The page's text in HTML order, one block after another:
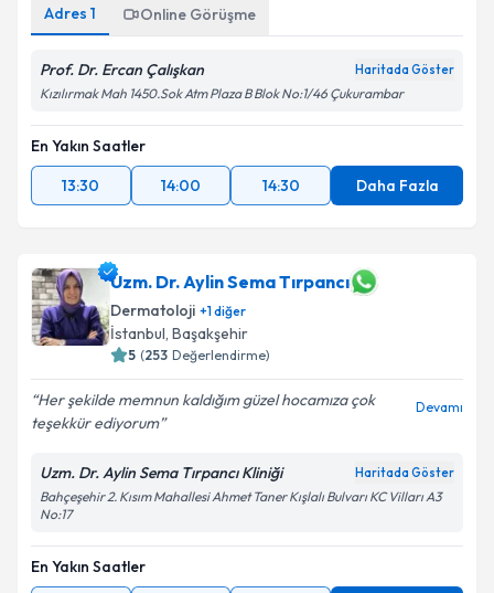
Adres 1 Online Görüşme
Prof. Dr. Ercan Çalışkan Haritada Göster
Kızılırmak Mah 1450.Sok Atm Plaza B Blok No:1/46 Çukurambar
En Yakın Saatler
13:30
14:00 14:30 Daha Fazla
Uzm. Dr. Aylin Sema Tırpancı
Dermatoloji +1diğer
İstanbul, Başakşehir
5 (253 Değerlendirme)
Her şekilde memnun kaldığım güzel hocamıza çok
teşekkür ediyorum
Devamı
Uzm. Dr. Aylin Sema Tırpancı Kliniği Haritada Göster
Bahçeşehir 2. Kısım Mahallesi Ahmet Taner Kışlalı Bulvarı KC Vilları A3
No:17
En Yakın Saatler